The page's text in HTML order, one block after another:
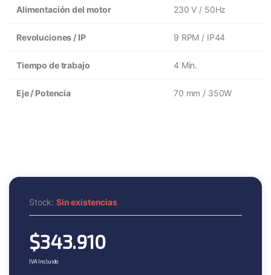
Alimentación del motor 230 V / 50Hz
Revoluciones / IP 9 RPM / IP44
Tiempo de trabajo 4 Min.
Eje / Potencia 70 mm / 350W
Stock:Sin existencias
$343.910
IVA Incluido